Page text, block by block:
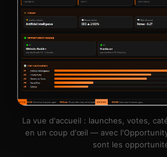
La vue d'accueil : launches, votes,
en un coup d'œil — avec
sont les